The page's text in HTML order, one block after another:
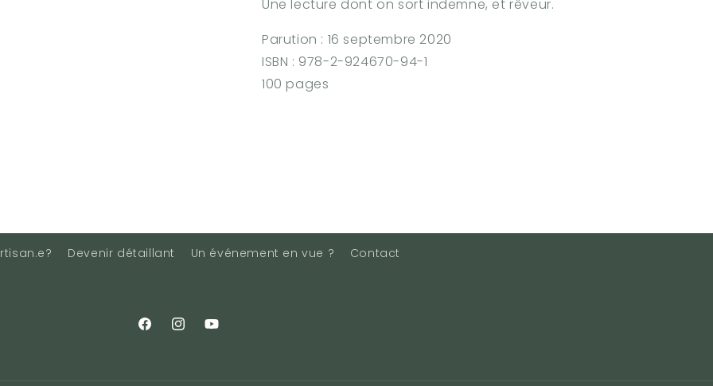
Une lecture dont on sort indemne, et rêveur.
Parution : 16 septembre 2020
ISBN : 978-2-924670-94-1
100 pages
Devenir détaillant Un événement en vue ? Contact
FacebookInstagramYouTube